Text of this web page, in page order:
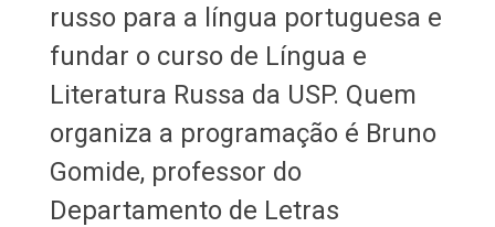
russo para a língua portuguesa e
fundar o curso de Língua e
Literatura Russa da USP. Quem
organiza a programação é Bruno
Gomide, professor do
Departamento de Letras